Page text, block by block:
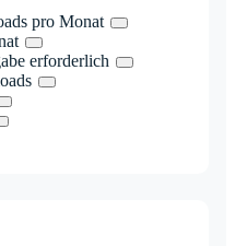
pro Monat
erforderlich